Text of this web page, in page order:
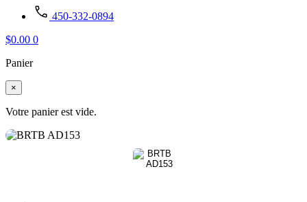
450-332-0894
$0.00 0
Panier
×
Votre panier est vide.